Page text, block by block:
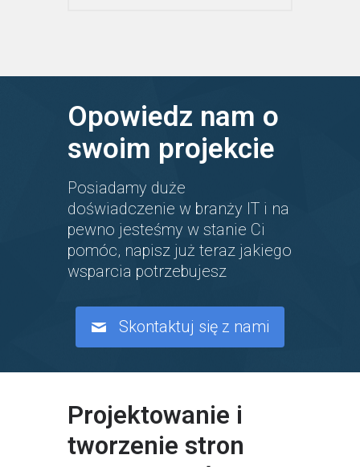
Opowiedz nam o
swoim projekcie
Posiadamy duże
doświadczenie w branży IT i na
pewno jesteśmy w stanie Ci
pomóc, napisz już teraz jakiego
wsparcia potrzebujesz
Skontaktuj się z nami
Projektowanie i
tworzenie stron